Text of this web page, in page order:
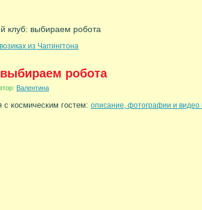
клуб: выбираем робота
из Чаггингтона
робота
Валентина
с космическим гостем: описание, фотографии и видео